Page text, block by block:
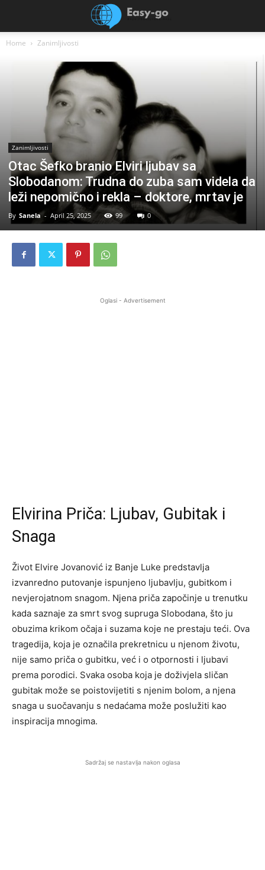
Home Zanimljivosti
Zanimljivosti
Otac Šefko branio Elviri ljubav sa
Slobodanom: Trudna do zuba sam videla da
leži nepomično i rekla – doktore, mrtav je
By Sanela - April 25, 2025 99 0
Oglasi - Advertisement
Elvirina Priča: Ljubav, Gubitak i
Snaga
Život Elvire Jovanović iz Banje Luke predstavlja
izvanredno putovanje ispunjeno ljubavlju, gubitkom i
nevjerojatnom snagom. Njena priča započinje u trenutku
kada saznaje za smrt svog supruga Slobodana, što ju
obuzima krikom očaja i suzama koje ne prestaju teći. Ova
tragedija, koja je označila prekretnicu u njenom životu,
nije samo priča o gubitku, već i o otpornosti i ljubavi
prema porodici. Svaka osoba koja je doživjela sličan
gubitak može se poistovijetiti s njenim bolom, a njena
snaga u suočavanju s nedaćama može poslužiti kao
inspiracija mnogima.
Sadržaj se nastavlja nakon oglasa